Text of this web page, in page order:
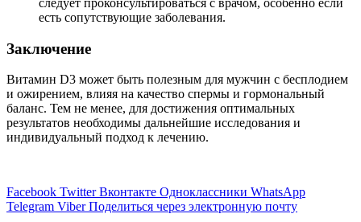
следует проконсультироваться с врачом, особенно если
есть сопутствующие заболевания.
Заключение
Витамин D3 может быть полезным для мужчин с бесплодием
и ожирением, влияя на качество спермы и гормональный
баланс. Тем не менее, для достижения оптимальных
результатов необходимы дальнейшие исследования и
индивидуальный подход к лечению.
Facebook Twitter Вконтакте Одноклассники WhatsApp
Telegram Viber Поделиться через электронную почту